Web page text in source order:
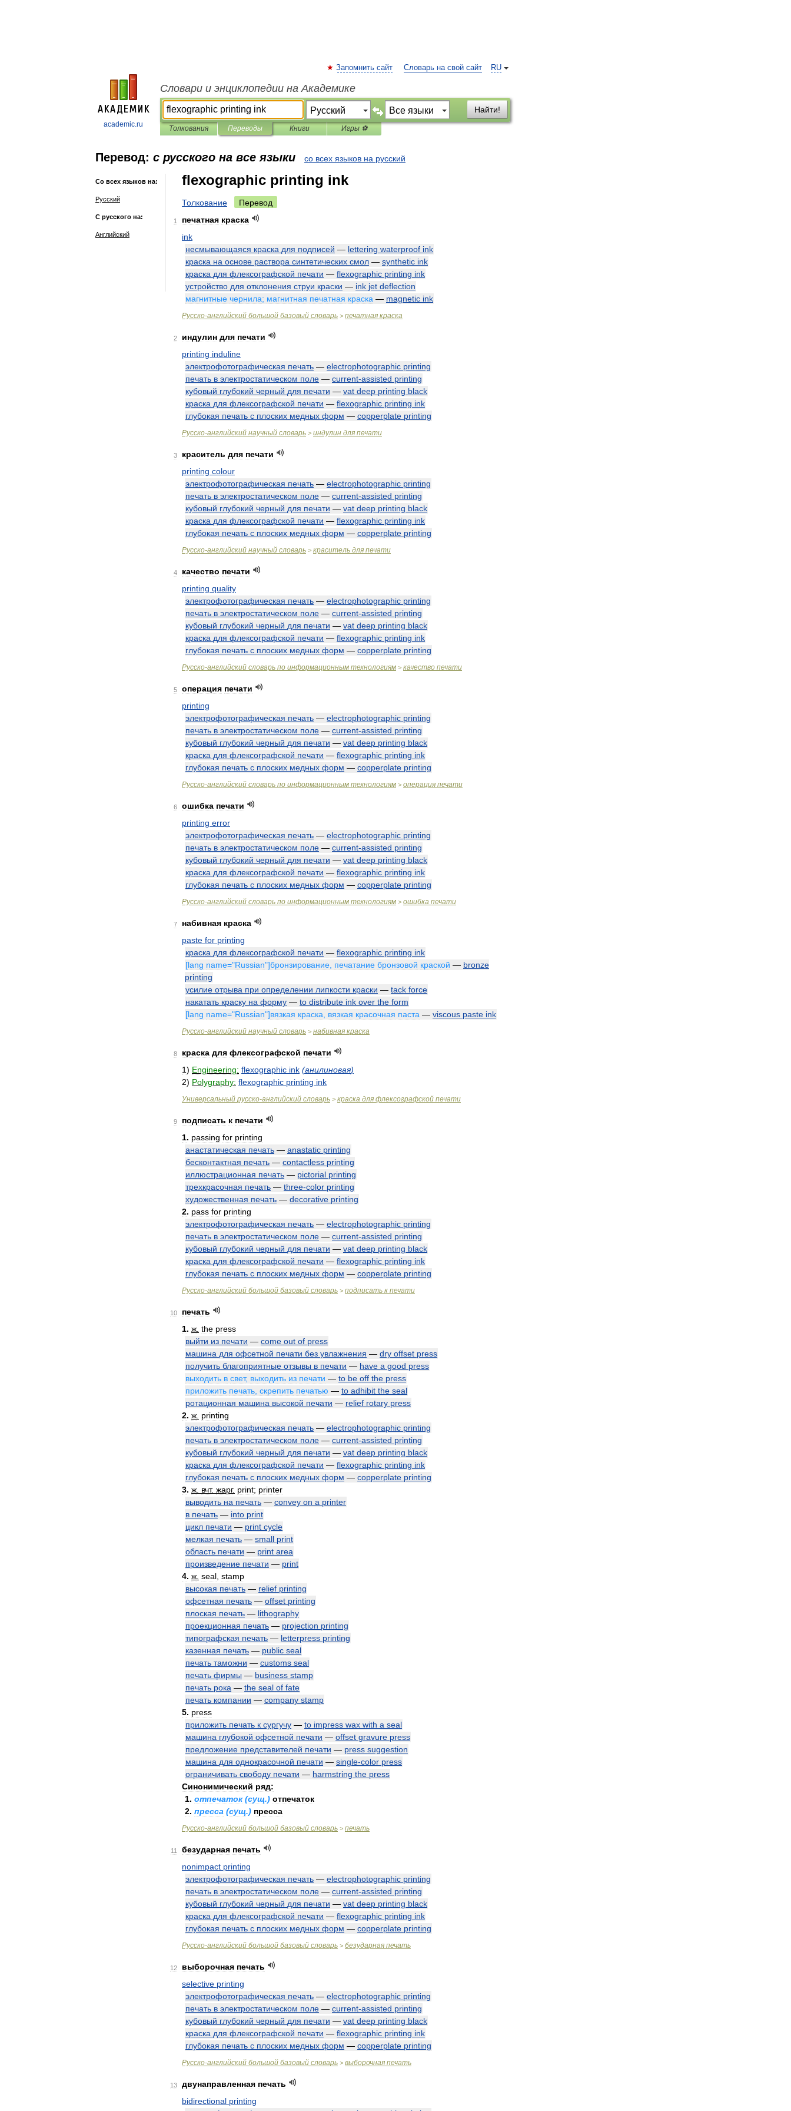
academic.ru
RU
Запомнить сайт Словарь на свой сайт
Словари и энциклопедии на Академике
Найти!
Толкования Переводы Книги Игры ⚽
Перевод: с русского на все языки со всех языков на русский
Со всех языков на:
Русский
С русского на:
Английский
flexographic printing ink
Толкование Перевод
1 печатная краска
ink
несмывающаяся краска для подписей — lettering waterproof ink
краска на основе раствора синтетических смол — synthetic ink
краска для флексографской печати — flexographic printing ink
устройство для отклонения струи краски — ink jet deflection
магнитные чернила; магнитная печатная краска — magnetic ink
Русско-английский большой базовый словарь > печатная краска
2 индулин для печати
printing induline
электрофотографическая печать — electrophotographic printing
печать в электростатическом поле — current-assisted printing
кубовый глубокий черный для печати — vat deep printing black
краска для флексографской печати — flexographic printing ink
глубокая печать с плоских медных форм — copperplate printing
Русско-английский научный словарь > индулин для печати
3 краситель для печати
printing colour
электрофотографическая печать — electrophotographic printing
печать в электростатическом поле — current-assisted printing
кубовый глубокий черный для печати — vat deep printing black
краска для флексографской печати — flexographic printing ink
глубокая печать с плоских медных форм — copperplate printing
Русско-английский научный словарь > краситель для печати
4 качество печати
printing quality
электрофотографическая печать — electrophotographic printing
печать в электростатическом поле — current-assisted printing
кубовый глубокий черный для печати — vat deep printing black
краска для флексографской печати — flexographic printing ink
глубокая печать с плоских медных форм — copperplate printing
Русско-английский словарь по информационным технологиям > качество печати
5 операция печати
printing
электрофотографическая печать — electrophotographic printing
печать в электростатическом поле — current-assisted printing
кубовый глубокий черный для печати — vat deep printing black
краска для флексографской печати — flexographic printing ink
глубокая печать с плоских медных форм — copperplate printing
Русско-английский словарь по информационным технологиям > операция печати
6 ошибка печати
printing error
электрофотографическая печать — electrophotographic printing
печать в электростатическом поле — current-assisted printing
кубовый глубокий черный для печати — vat deep printing black
краска для флексографской печати — flexographic printing ink
глубокая печать с плоских медных форм — copperplate printing
Русско-английский словарь по информационным технологиям > ошибка печати
7 набивная краска
paste for printing
краска для флексографской печати — flexographic printing ink
[lang name="Russian"]бронзирование печатание бронзовой краской — bronze
printing
усилие отрыва при определении липкости краски — tack force
накатать краску на форму — to distribute ink over the form
[lang name="Russian"]вязкая краска вязкая красочная паста — viscous paste ink
Русско-английский научный словарь > набивная краска
8 краска для флексографской печати
1) Engineering: flexographic ink (анилиновая)
2) Polygraphy: flexographic printing ink
Универсальный русско-английский словарь > краска для флексографской печати
9 подписать к печати
1. passing for printing
анастатическая печать — anastatic printing
бесконтактная печать — contactless printing
иллюстрационная печать — pictorial printing
трехкрасочная печать — three-color printing
художественная печать — decorative printing
2. pass for printing
электрофотографическая печать — electrophotographic printing
печать в электростатическом поле — current-assisted printing
кубовый глубокий черный для печати — vat deep printing black
краска для флексографской печати — flexographic printing ink
глубокая печать с плоских медных форм — copperplate printing
Русско-английский большой базовый словарь > подписать к печати
10
печать
1. ж the press
выйти из печати — come out of press
машина для офсетной печати без увлажнения — dry offset press
получить благоприятные отзывы в печати — have a good press
выходить в свет, выходить из печати — to be off the press
приложить печать скрепить печатью — to adhibit the seal
ротационная машина высокой печати — relief rotary press
2. ж printing
электрофотографическая печать — electrophotographic printing
печать в электростатическом поле — current-assisted printing
кубовый глубокий черный для печати — vat deep printing black
краска для флексографской печати — flexographic printing ink
глубокая печать с плоских медных форм — copperplate printing
3. ж вчт. жарг. print; printer
выводить на печать — convey on a printer
в печать — into print
цикл печати — print cycle
мелкая печать — small print
область печати — print area
произведение печати — print
4. ж seal stamp
высокая печать — relief printing
офсетная печать — offset printing
плоская печать — lithography
проекционная печать — projection printing
типографская печать — letterpress printing
казенная печать — public seal
печать таможни — customs seal
печать фирмы — business stamp
печать рока — the seal of fate
печать компании — company stamp
5. press
приложить печать к сургучу — to impress wax with a seal
машина глубокой офсетной печати — offset gravure press
предложение представителей печати — press suggestion
машина для однокрасочной печати — single-color press
ограничивать свободу печати — harmstring the press
Синонимический ряд:
1. отпечаток(сущ.) отпечаток
2. пресса (сущ.) пресса
Русско-английский большой базовый словарь > печать
11 безударная печать
nonimpact printing
электрофотографическая печать — electrophotographic printing
печать в электростатическом поле — current-assisted printing
кубовый глубокий черный для печати — vat deep printing black
краска для флексографской печати — flexographic printing ink
глубокая печать с плоских медных форм — copperplate printing
Русско-английский большой базовый словарь > безударная печать
12 выборочная печать
selective printing
электрофотографическая печать — electrophotographic printing
печать в электростатическом поле — current-assisted printing
кубовый глубокий черный для печати — vat deep printing black
краска для флексографской печати — flexographic printing ink
глубокая печать с плоских медных форм — copperplate printing
Русско-английский большой базовый словарь > выборочная печать
13 двунаправленная печать
bidirectional printing